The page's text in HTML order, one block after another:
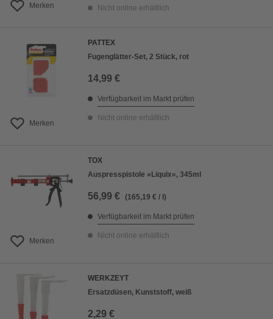
Merken Nicht online erhältlich
Merken
PATTEX
Fugenglätter-Set, 2 Stück, rot
14,99 €
Verfügbarkeit im Markt prüfen
Nicht online erhältlich
Merken
TOX
Auspresspistole »Liquix«, 345ml
56,99 € (165,19 € / l)
Verfügbarkeit im Markt prüfen
Nicht online erhältlich
WERKZEYT
Ersatzdüsen, Kunststoff, weiß
2,29 €